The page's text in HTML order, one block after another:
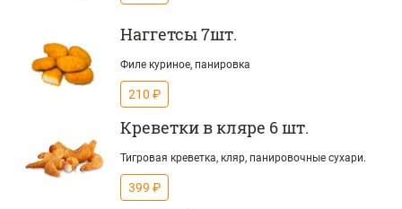
Наггетсы 7шт.
Филе куриное, панировка
210 ₽
Креветки в кляре 6 шт.
Тигровая креветка, кляр, панировочные сухари.
399 ₽